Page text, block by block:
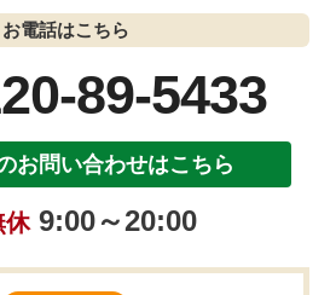
お電話はこちら
89-5433
お問い合わせはこちら
休9:00～20:00